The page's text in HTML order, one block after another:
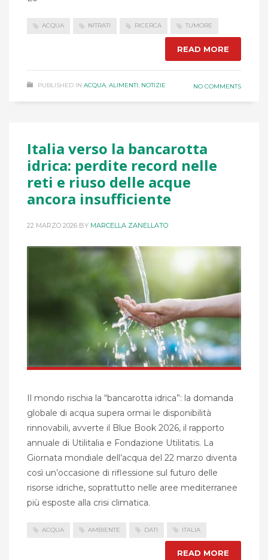
ACQUA NITRATI RICERCA TUMORE
READ MORE
PUBLISHED IN ACQUA ALIMENTI NOTIZIE NO COMMENTS
Italia verso la bancarotta
idrica: perdite record nelle
reti e riuso delle acque
ancora insufficiente
22 MARZO 2026 BY MARCELLA ZANELLATO
Il mondo rischia la “bancarotta idrica”: la domanda
globale di acqua supera ormai le disponibilità
rinnovabili, avverte il Blue Book 2026, il rapporto
annuale di Utilitalia e Fondazione Utilitatis. La
Giornata mondiale dell’acqua del 22 marzo diventa
così un’occasione di riflessione sul futuro delle
risorse idriche, soprattutto nelle aree mediterranee
più esposte alla crisi climatica.
ACQUA AMBIENTE DATI ITALIA
READ MORE